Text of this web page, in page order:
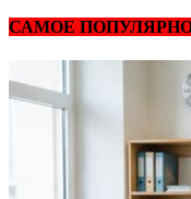
САМОЕ